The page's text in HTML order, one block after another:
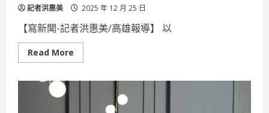
記者洪惠美 2025 年 12 月 25 日
【寫新聞-記者洪惠美/高雄報導】 以
Read More
more